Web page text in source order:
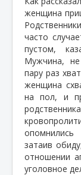
женщина
часто
пустом,
Мужчина,
пару раз
женщина
на пол, и
затаив
отношении
уголовное